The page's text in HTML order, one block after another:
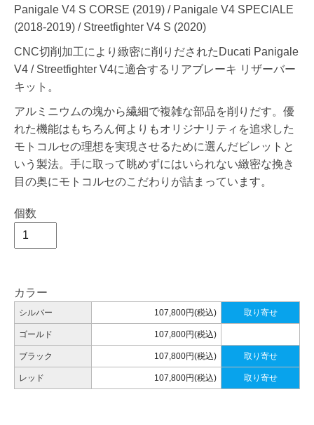
Panigale V4 S CORSE (2019) / Panigale V4 SPECIALE
(2018-2019) / Streetfighter V4 S (2020)
CNC切削加工により緻密に削りだされたDucati Panigale
V4 / Streetfighter V4に適合するリアブレーキ リザーバー
キット。
アルミニウムの塊から繊細で複雑な部品を削りだす。優
れた機能はもちろん何よりもオリジナリティを追求した
モトコルセの理想を実現させるために選んだビレットと
いう製法。手に取って眺めずにはいられない緻密な挽き
目の奥にモトコルセのこだわりが詰まっています。
個数
カラー
シルバー 107,800円(税込) 取り寄せ
ゴールド 107,800円(税込)
ブラック 107,800円(税込) 取り寄せ
レッド 107,800円(税込) 取り寄せ